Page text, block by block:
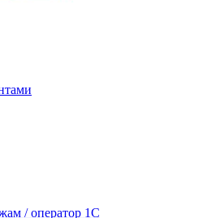
/ оператор 1С